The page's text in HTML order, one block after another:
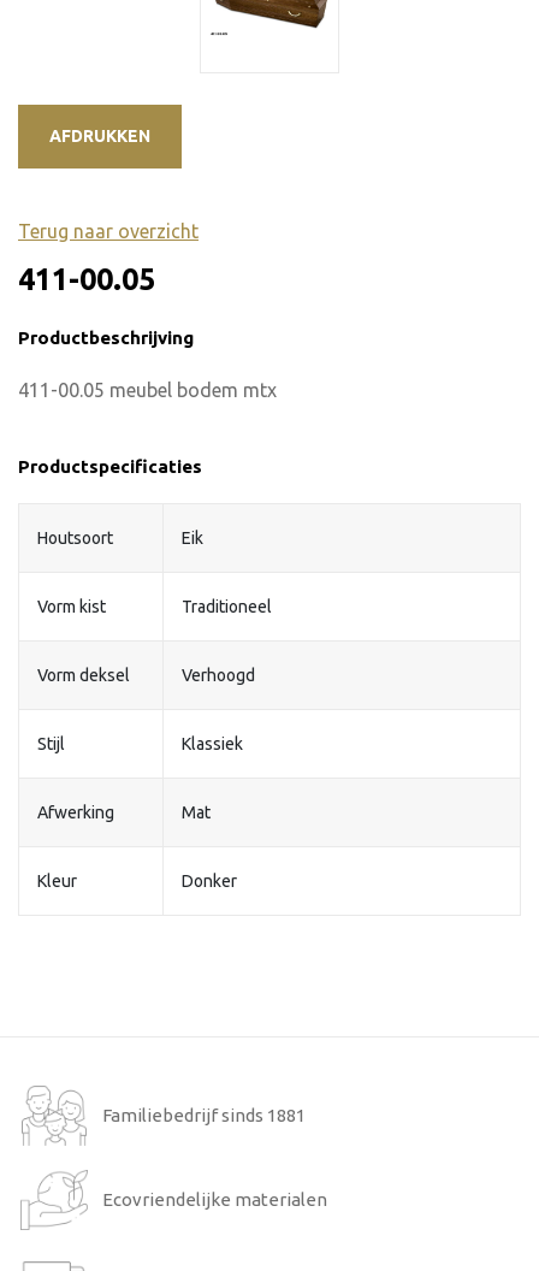
AFDRUKKEN
Terug naar overzicht
411-00.05
Productbeschrijving
411-00.05 meubel bodem mtx
Productspecificaties
Houtsoort Eik
Vorm kist Traditioneel
Vorm deksel Verhoogd
Stijl Klassiek
Afwerking Mat
Kleur Donker
Familiebedrijf sinds 1881
Ecovriendelijke materialen